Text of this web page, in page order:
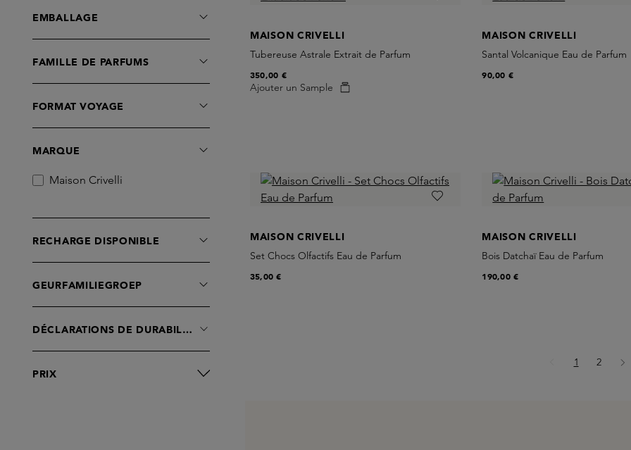
EMBALLAGE
FAMILLE DE PARFUMS
FORMAT VOYAGE
MARQUE
Maison Crivelli
RECHARGE DISPONIBLE
GEURFAMILIEGROEP
DÉCLARATIONS DE DURABILITÉ
PRIX
MAISON CRIVELLI
Tubereuse Astrale Extrait de Parfum
Ajouter un Sample
350,00 €
MAISON CRIVELLI
Santal Volcanique Eau de Parfum
90,00 €
MAISON CRIVELLI
Set Chocs Olfactifs Eau de Parfum
35,00 €
MAISON CRIVELLI
Bois Datchaï Eau de Parfum
190,00 €
Page
1 Page
2